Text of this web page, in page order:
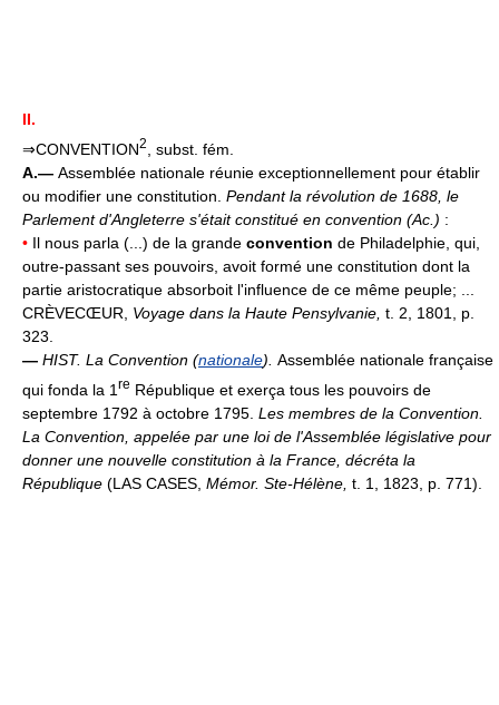
II.
⇒CONVENTION2
, subst. fém.
A.— Assemblée nationale réunie exceptionnellement pour établir
ou modifier une constitution. Pendant la révolution de 1688, le
Parlement d'Angleterre s'était constitué en convention (Ac. ) :
• Il nous parla (...) de la grande convention de Philadelphie, qui,
outre-passant ses pouvoirs, avoit formé une constitution dont la
partie aristocratique absorboit l'influence de ce même peuple; ...
CRÈVECŒUR, Voyage dans la Haute Pensylvanie, t. 2, 1801, p.
323.
— HIST. La Convention (nationale). Assemblée nationale française
qui fonda la 1 re République et exerça tous les pouvoirs de
septembre 1792 à octobre 1795. Les membres de la Convention.
La Convention, appelée par une loi de l'Assemblée législative pour
donner une nouvelle constitution à la France, décréta la
République (LAS CASES, Mémor. Ste-Hélène, t. 1, 1823, p. 771).